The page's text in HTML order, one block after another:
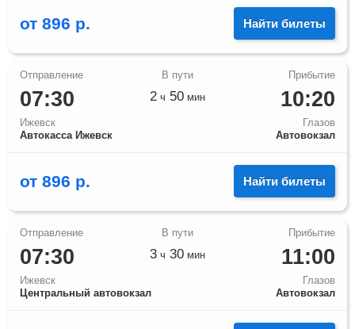
от 896 р. Найти билеты
07:30
Ижевск
Автокасса Ижевск
10:20
Глазов
Автовокзал
2 ч 50 мин
от 896 р. Найти билеты
07:30
Ижевск
Центральный автовокзал
11:00
Глазов
Автовокзал
3 ч 30 мин